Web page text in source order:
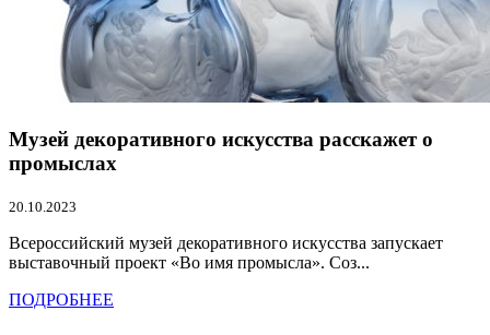
Музей декоративного искусства расскажет о
промыслах
20.10.2023
Всероссийский музей декоративного искусства запускает
выставочный проект «Во имя промысла». Соз...
ПОДРОБНЕЕ